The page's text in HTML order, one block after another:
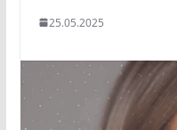
25.05.2025